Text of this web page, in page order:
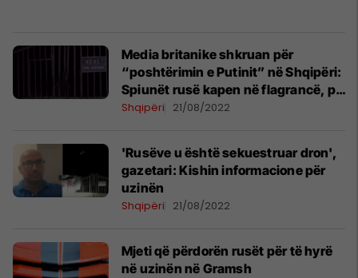
Media britanike shkruan për
“poshtërimin e Putinit” në Shqipëri:
Spiunët rusë kapen në flagrancë, po
përpiqeshin të hynin në fabrikën e
Shqipëri 21/08/2022
'Rusëve u është sekuestruar dron',
gazetari: Kishin informacione për
uzinën
Shqipëri 21/08/2022
Mjeti që përdorën rusët për të hyrë
në uzinën në Gramsh